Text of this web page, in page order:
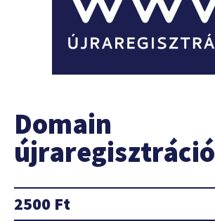
Domain
újraregisztráció
2500 Ft